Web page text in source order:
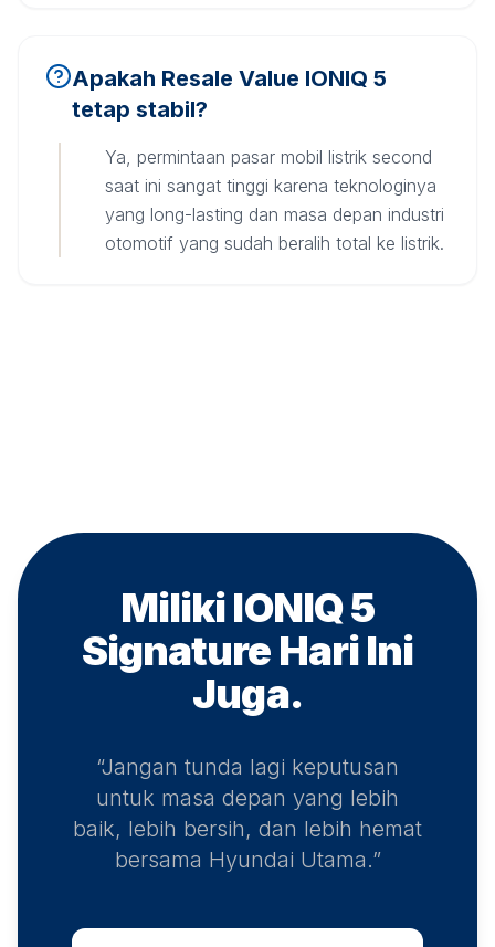
Apakah Resale Value IONIQ 5
tetap stabil?
Ya, permintaan pasar mobil listrik second
saat ini sangat tinggi karena teknologinya
yang long-lasting dan masa depan industri
otomotif yang sudah beralih total ke listrik.
Miliki IONIQ 5
Signature Hari Ini
Juga.
“Jangan tunda lagi keputusan
untuk masa depan yang lebih
baik, lebih bersih, dan lebih hemat
bersama Hyundai Utama.”